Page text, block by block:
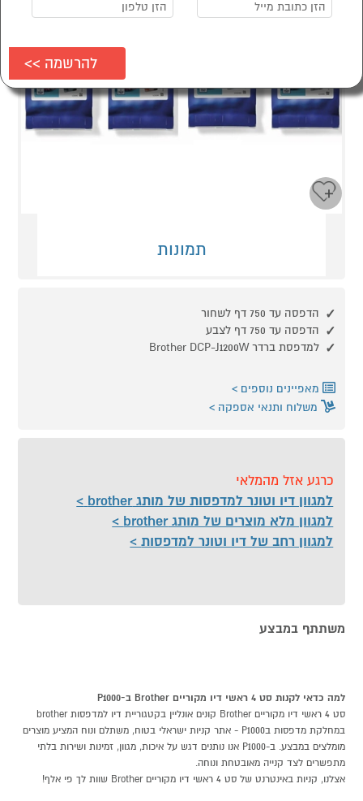
תמונות
הדפסה עד 750 דף לשחור
הדפסה עד 750 דף לצבע
למדפסת ברדר Brother DCP-J1200W
מאפיינים נוספים
משלוח ותנאי אספקה
כרגע אזל מהמלאי
למגוון דיו וטונר למדפסות של מותג brother
למגוון מלא מוצרים של מותג brother
למגוון רחב של דיו וטונר למדפסות
משתתף במבצע
למה כדאי לקנות סט 4 ראשי דיו מקוריים Brother ב-P1000
סט 4 ראשי דיו מקוריים Brother קונים אונליין בקטגוריית דיו למדפסות brother
במחלקת מדפסות בP1000 - אתר קניות ישראלי בטוח, משתלם ונוח המציע מוצרים
מומלצים במבצע. ב-P1000 אנו נותנים דגש על איכות, מגוון, זמינות ושירות בלתי
מתפשרים לצד קנייה מאובטחת ונוחה.
אצלנו, קניות באינטרנט של סט 4 ראשי דיו מקוריים Brother שוות לך פי אלף!